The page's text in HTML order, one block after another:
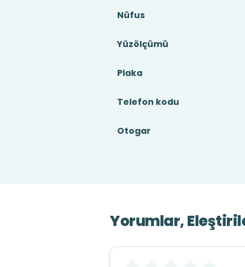
Nüfus
Yüzölçümü
Plaka
Telefon kodu
Otogar
Yorumlar,